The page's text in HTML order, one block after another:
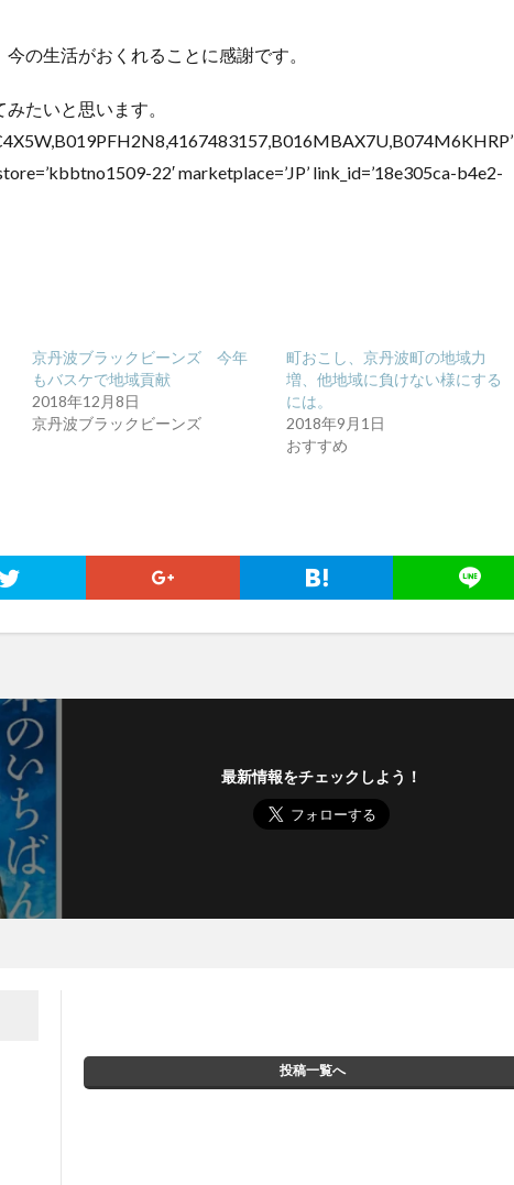
の生活がおくれることに感謝です。
たいと思います。
22′ marketplace=’JP’ link_id=’18e305ca-b4e2-
京丹波ブラックビーンズ 今年
もバスケで地域貢献
2018年12月8日
京丹波ブラックビーンズ
町おこし、京丹波町の地域力
増、他地域に負けない様にする
には。
2018年9月1日
おすすめ
最新情報をチェックしよう！
投稿一覧へ